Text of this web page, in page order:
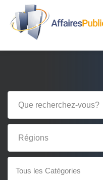
Tous les Catégories